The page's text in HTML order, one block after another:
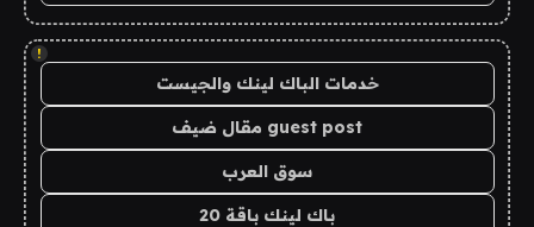
!
خدمات الباك لينك والجيست
guest post مقال ضيف
سوق العرب
باك لينك باقة 20